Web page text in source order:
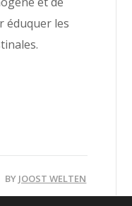
éduquer les
BY JOOST WELTEN